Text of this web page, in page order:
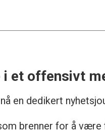
i et offensivt
en dedikert
brenner for å